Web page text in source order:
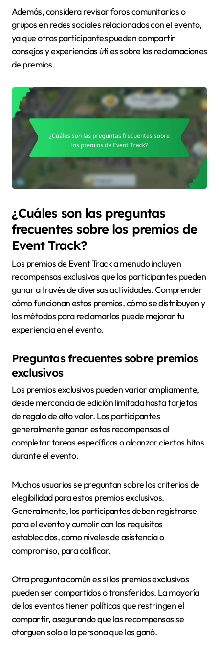
Además, considera revisar foros comunitarios o
grupos en redes sociales relacionados con el evento,
ya que otros participantes pueden compartir
consejos y experiencias útiles sobre las reclamaciones
de premios.
¿Cuáles son las preguntas
frecuentes sobre los premios de
Event Track?
Los premios de Event Track a menudo incluyen
recompensas exclusivas que los participantes pueden
ganar a través de diversas actividades. Comprender
cómo funcionan estos premios, cómo se distribuyen y
los métodos para reclamarlos puede mejorar tu
experiencia en el evento.
Preguntas frecuentes sobre premios
exclusivos
Los premios exclusivos pueden variar ampliamente,
desde mercancía de edición limitada hasta tarjetas
de regalo de alto valor. Los participantes
generalmente ganan estas recompensas al
completar tareas específicas o alcanzar ciertos hitos
durante el evento.
Muchos usuarios se preguntan sobre los criterios de
elegibilidad para estos premios exclusivos.
Generalmente, los participantes deben registrarse
para el evento y cumplir con los requisitos
establecidos, como niveles de asistencia o
compromiso, para calificar.
Otra pregunta común es si los premios exclusivos
pueden ser compartidos o transferidos. La mayoría
de los eventos tienen políticas que restringen el
compartir, asegurando que las recompensas se
otorguen solo a la persona que las ganó.